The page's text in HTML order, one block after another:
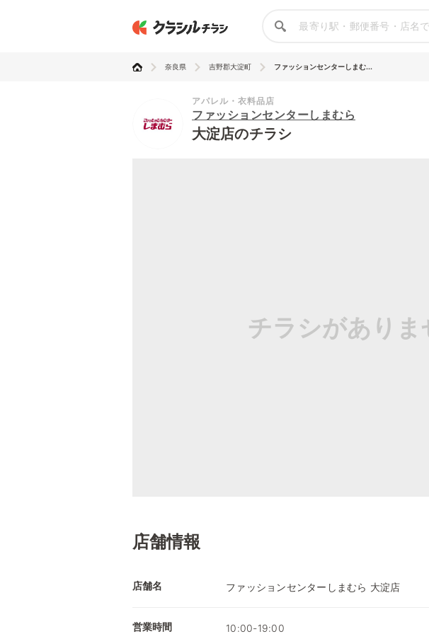
奈良県 吉野郡大淀町 ファッションセンターしまむ...
アパレル・衣料品店
ファッションセンターしまむら
大淀店のチラシ
チラシがありま
店舗情報
店舗名 ファッションセンターしまむら 大淀店
営業時間 10:00-19:00